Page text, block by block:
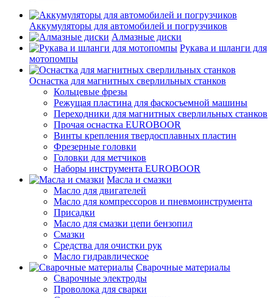
Аккумуляторы для автомобилей и погрузчиков
Алмазные диски
Рукава и шланги для
мотопомпы
Оснастка для магнитных сверлильных станков
Кольцевые фрезы
Режущая пластина для фаскосъемной машины
Переходники для магнитных сверлильных станков
Прочая оснастка EUROBOOR
Винты крепления твердосплавных пластин
Фрезерные головки
Головки для метчиков
Наборы инструмента EUROBOOR
Масла и смазки
Масло для двигателей
Масло для компрессоров и пневмоинструмента
Присадки
Масло для смазки цепи бензопил
Смазки
Средства для очистки рук
Масло гидравлическое
Сварочные материалы
Сварочные электроды
Проволока для сварки